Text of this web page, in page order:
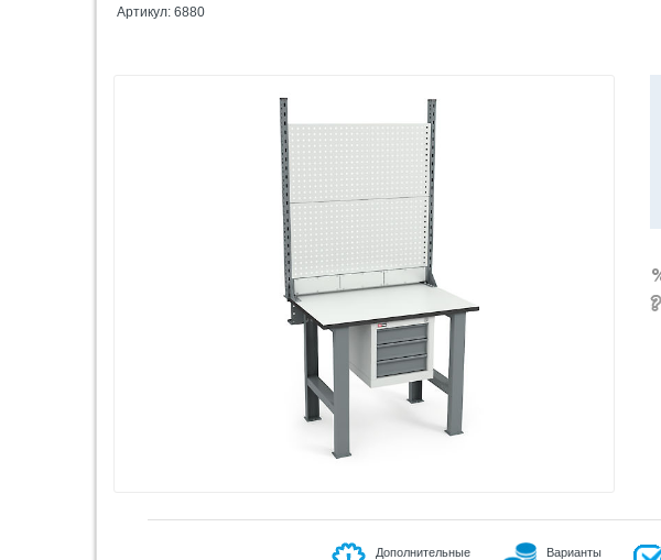
Артикул: 6880
Дополнительные
Варианты